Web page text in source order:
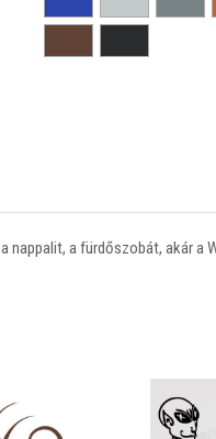
a fürdőszobát, akár a